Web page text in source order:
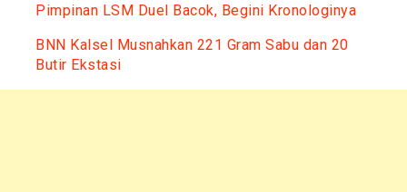
Pimpinan LSM Duel Bacok, Begini Kronologinya
BNN Kalsel Musnahkan 221 Gram Sabu dan 20
Butir Ekstasi